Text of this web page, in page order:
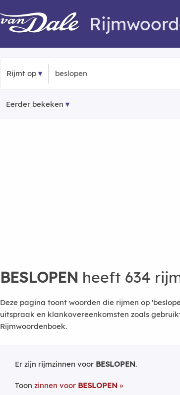
Rijmt op
Eerder bekeken
BESLOPEN heeft 634
Deze pagina toont woorden die rijmen op
uitspraak en klankovereenkomsten zoals
Rijmwoordenboek.
Er zijn rijmzinnen voor BESLOPEN.
Toon zinnen voor BESLOPEN